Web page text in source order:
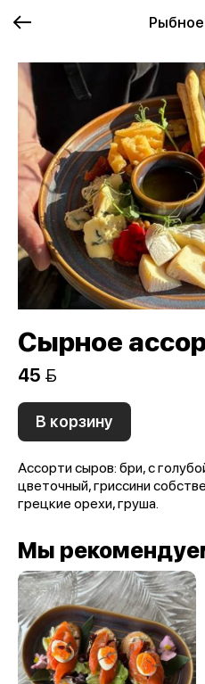
Сырное
45 
В корзину
Ассорти сыров: бри, с
цветочный, гриссини
грецкие орехи, груша.
Мы